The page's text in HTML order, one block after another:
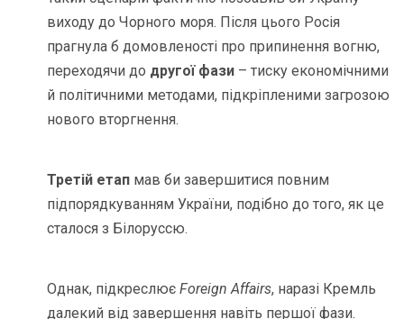
виходу до Чорного моря. Після цього Росія
прагнула б домовленості про припинення вогню,
переходячи до другої фази – тиску економічними
й політичними методами, підкріпленими загрозою
нового вторгнення.
Третій етап мав би завершитися повним
підпорядкуванням України, подібно до того, як це
сталося з Білоруссю.
Однак, підкреслюєForeign Affairs, наразі Кремль
далекий від завершення навіть першої фази.